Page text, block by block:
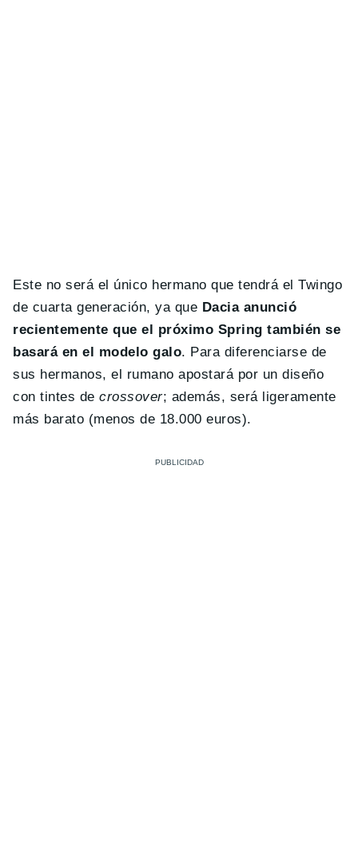
Este no será el único hermano que tendrá el Twingo
de cuarta generación, ya que Dacia anunció
recientemente que el próximo Spring también se
basará en el modelo galo. Para diferenciarse de
sus hermanos, el rumano apostará por un diseño
con tintes decrossover; además, será ligeramente
más barato (menos de 18.000 euros).